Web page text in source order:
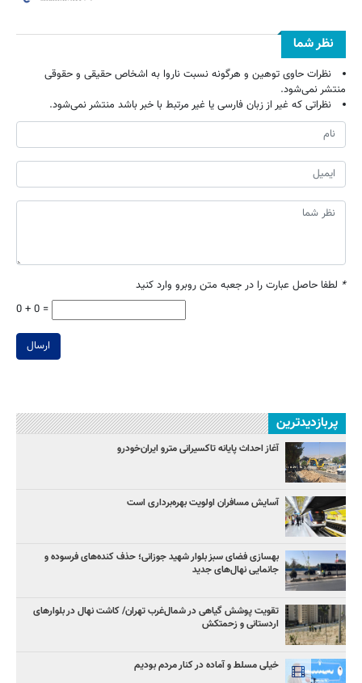
نظر شما
نظرات حاوی توهین و هرگونه نسبت ناروا به اشخاص حقیقی و حقوقی
منتشر نمی‌شود.
نظراتی که غیر از زبان فارسی یا غیر مرتبط با خبر باشد منتشر نمی‌شود.
* لطفا حاصل عبارت را در جعبه متن روبرو وارد کنید
0 + 0 =
ارسال
پربازدیدترین
آغاز احداث پایانه تاکسیرانی مترو ایران‌خودرو
آسایش مسافران اولویت بهره‌برداری است
بهسازی فضای سبز بلوار شهید جوزانی؛ حذف کنده‌های فرسوده و
جانمایی نهال‌های جدید
تقویت پوشش گیاهی در شمال‌غرب تهران/ کاشت نهال در بلوارهای
اردستانی و زحمتکش
خیلی مسلط و آماده در کنار مردم بودیم